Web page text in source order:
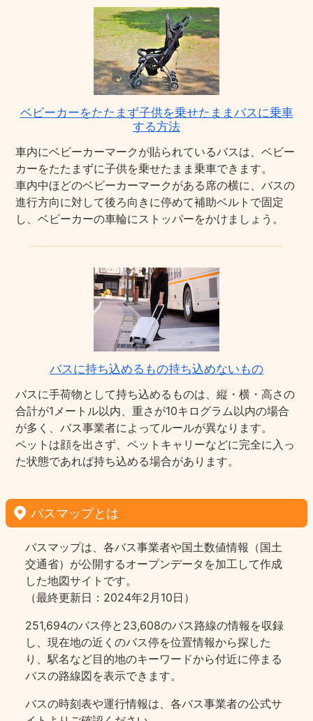
ベビーカーをたたまず子供を乗せたままバスに乗車
する方法
車内にベビーカーマークが貼られているバスは、ベビー
カーをたたまずに子供を乗せたまま乗車できます。
車内中ほどのベビーカーマークがある席の横に、バスの
進行方向に対して後ろ向きに停めて補助ベルトで固定
し、ベビーカーの車輪にストッパーをかけましょう。
バスに持ち込めるもの持ち込めないもの
バスに手荷物として持ち込めるものは、縦・横・高さの
合計が1メートル以内、重さが10キログラム以内の場合
が多く、バス事業者によってルールが異なります。
ペットは顔を出さず、ペットキャリーなどに完全に入っ
た状態であれば持ち込める場合があります。
バスマップとは
バスマップは、各バス事業者や国土数値情報（国土
交通省）が公開するオープンデータを加工して作成
した地図サイトです。
（最終更新日：2024年2月10日）
251,694のバス停と23,608のバス路線の情報を収録
し、現在地の近くのバス停を位置情報から探した
り、駅名など目的地のキーワードから付近に停まる
バスの路線図を表示できます。
バスの時刻表や運行情報は、各バス事業者の公式サ